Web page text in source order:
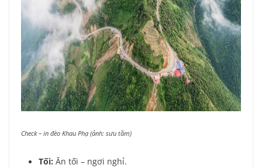
Check – in đèo Khau Phạ (ảnh: sưu tầm)
Tối: Ăn tối – ngơi nghỉ.